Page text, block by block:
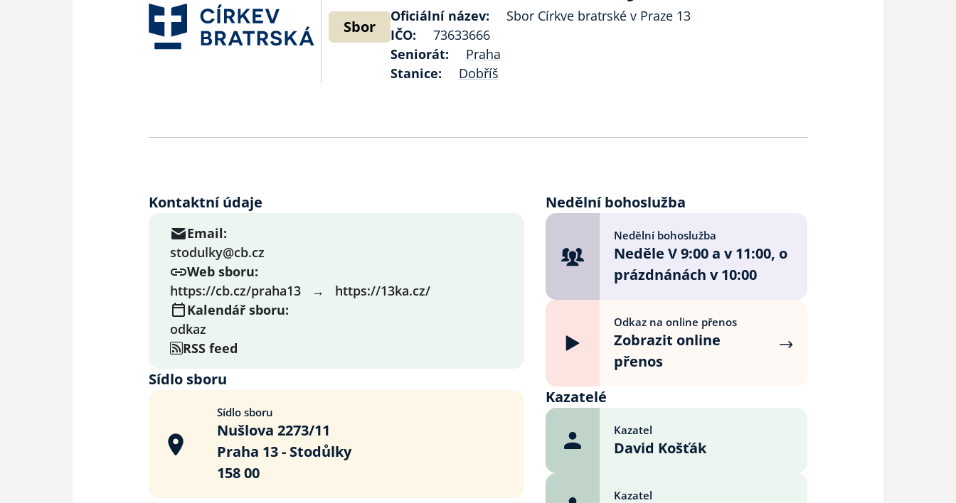
Sbor
Oficiální název:
Sbor Církve bratrské v Praze 13
IČO:
73633666
Seniorát:
Praha
Stanice:
Dobříš
Kontaktní údaje
Email:
stodulky@cb.cz
Web sboru:
https://cb.cz/praha13 → https://13ka.cz/
Kalendář sboru:
odkaz
RSS feed
Sídlo sboru
Sídlo sboru
Nušlova 2273/11
Praha 13 - Stodůlky
158 00
Nedělní bohoslužba
Nedělní bohoslužba
Neděle V 9:00 a v 11:00, o
prázdnánách v 10:00
Odkaz na online přenos
Zobrazit online
přenos
Kazatelé
Kazatel
David Košťák
Kazatel